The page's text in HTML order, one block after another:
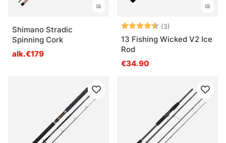
Shimano Stradic
Spinning Cork
alk.€179
Arvio: (3)
13 Fishing Wicked V2 Ice
Rod
€34.90